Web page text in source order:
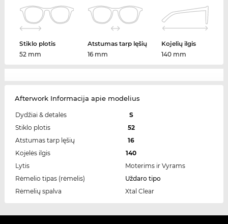
Stiklo plotis
52 mm
Atstumas tarp lęšių
16 mm
Kojelių ilgis
140 mm
Afterwork Informacija apie modelius
Dydžiai & detalės
S
Stiklo plotis
52
Atstumas tarp lęšių
16
Kojelės ilgis
140
Lytis
Moterims ir Vyrams
Rėmelio tipas (rėmelis)
Uždaro tipo
Rėmelių spalva
Xtal Clear